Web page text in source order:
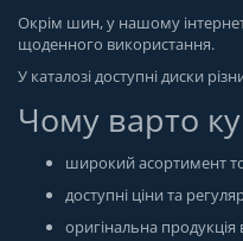
Окрім шин, у нашому
щоденного використання.
У каталозі доступні диски
Чому варто
широкий асортимент
доступні ціни та
оригінальна продукція